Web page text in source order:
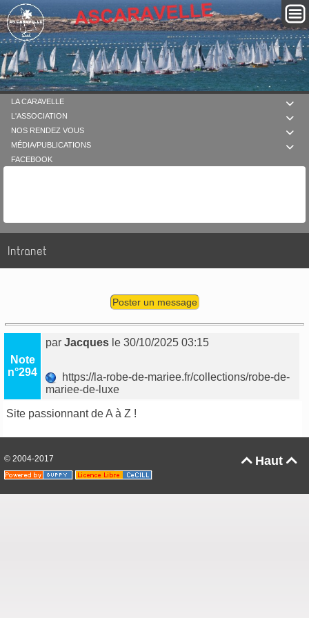

LA CARAVELLE

L'ASSOCIATION

NOS RENDEZ VOUS

MÉDIA/PUBLICATIONS
FACEBOOK
Intranet
Poster un message
Note
n°294
parJacques le 30/10/2025 03:15
https://la-robe-de-mariee.fr/collections/robe-de-
mariee-de-luxe
Site passionnant de A à Z !
Haut 
© 2004-2017